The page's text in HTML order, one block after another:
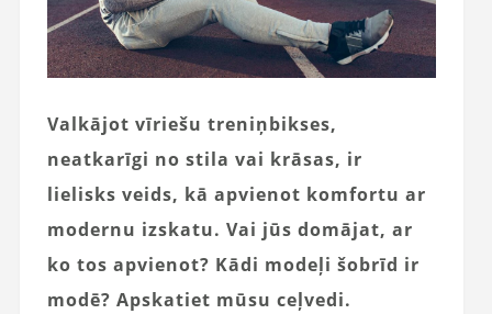
Valkājot vīriešu treniņbikses,
neatkarīgi no stila vai krāsas, ir
lielisks veids, kā apvienot komfortu ar
modernu izskatu. Vai jūs domājat, ar
ko tos apvienot? Kādi modeļi šobrīd ir
modē? Apskatiet mūsu ceļvedi.